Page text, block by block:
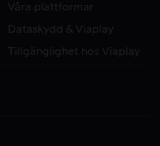
Våra plattformar
Dataskydd & Viaplay
Tillgänglighet hos Viaplay